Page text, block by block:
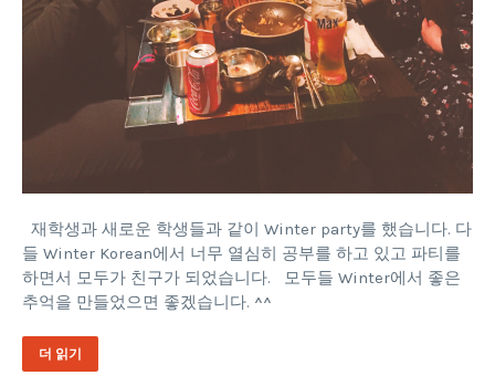
재학생과 새로운 학생들과 같이 Winter party를 했습니다. 다
들 Winter Korean에서 너무 열심히 공부를 하고 있고 파티를
하면서 모두가 친구가 되었습니다. 모두들 Winter에서 좋은
추억을 만들었으면 좋겠습니다. ^^
더 읽기